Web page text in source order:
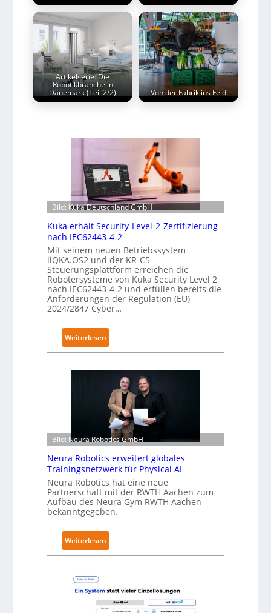
Artikelserie: Die
Robotikbranche in
Dänemark (Teil 2/2) Von der Fabrik ins Feld
Bild: Kuka Deutschland GmbH
Kuka erhält Security-Level-2-Zertifizierung
nach IEC62443-4-2
Mit seinem neuen Betriebssystem
iiQKA.OS2 und der KR-C5-
Steuerungsplattform erreichen die
Robotersysteme von Kuka Security Level 2
nach IEC62443-4-2 und erfüllen bereits die
Anforderungen der Regulation (EU)
2024/2847 Cyber…
Weiterlesen
K
e
h
ä
t
e
c
u
t
L
e
Bild: Neura Robotics GmbH
Neura Robotics erweitert globales
Trainingsnetzwerk für Physical AI
Neura Robotics hat eine neue
Partnerschaft mit der RWTH Aachen zum
Aufbau des Neura Gym RWTH Aachen
bekanntgegeben.
Weiterlesen
N
r
a